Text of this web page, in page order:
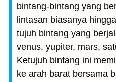
bintang-bintang yang
lintasan biasanya
tujuh bintang yang
venus, yupiter, mars,
Ketujuh bintang ini
ke arah barat bersama